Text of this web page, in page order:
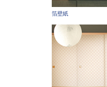
箔壁紙